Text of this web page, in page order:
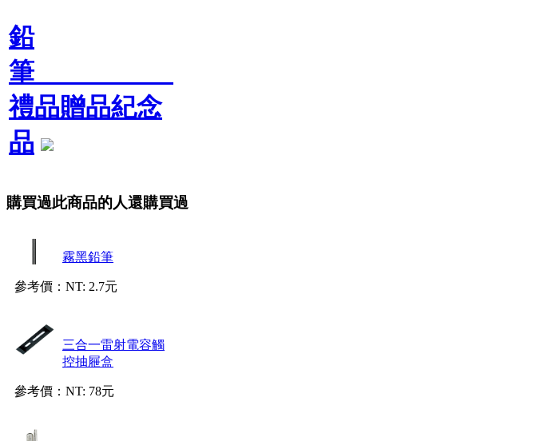
鉛
筆
禮品贈品紀念
品
購買過此商品的人還購買過
霧黑鉛筆
參考價： NT: 2.7元
三合一雷射電容觸
控抽屜盒
參考價： NT: 78元